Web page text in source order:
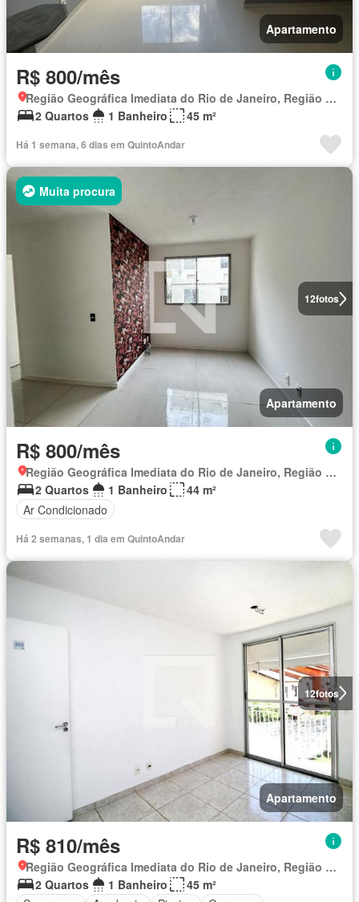
Apartamento
R$ 800/mês
Região Geográfica Imediata do Rio de Janeiro, Região Metropolitana do Rio de Janeiro
2 Quartos
1 Banheiro 45 m²
Há 1 semana, 6 dias em QuintoAndar
12fotos
Muita procura
Apartamento
R$ 800/mês
Região Geográfica Imediata do Rio de Janeiro, Região Metropolitana do Rio de Janeiro
2 Quartos
1 Banheiro
44 m²
Ar Condicionado
Há 2 semanas, 1 dia em QuintoAndar
12fotos
Apartamento
R$ 810/mês
Região Geográfica Imediata do Rio de Janeiro, Região Metropolitana do Rio de Janeiro
2 Quartos
1 Banheiro
45 m²